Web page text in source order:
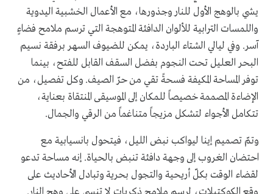
يشي بالوهج الأول للنار وجذورها، مع الأعمال الخشبية اليدوية
واللمسات الترابية للألوان الدافئة المتوهجة التي ترسم ملامح فضاءٍ
آسر. وفي ليالي الشتاء الباردة، يمكن للضيوف السهر برفقة نسيم
البحر العليل تحت النجوم بفضل السقف القابل للفتح، بينما
توفر المساحة المكيفة فسحةً تقي من حرّ الصيف. وكل تفصيل، من
الإضاءة المصممة خصيصاً للمكان إلى الموسيقى المنتقاة بعناية،
تتكامل الأجواء لتشكل مزيجاً متناغماً من الرقي والجمال.
وتمّ تصميم إينا ليواكب نبض الليل، فيتحول بانسيابية مع
احتضان الغروب إلى وجهة دافئة تنبض بالحياة. إنه مساحة تدعو
لقضاء الوقت بكلّ أريحية والتجول بحرية وتبادل الأحاديث على